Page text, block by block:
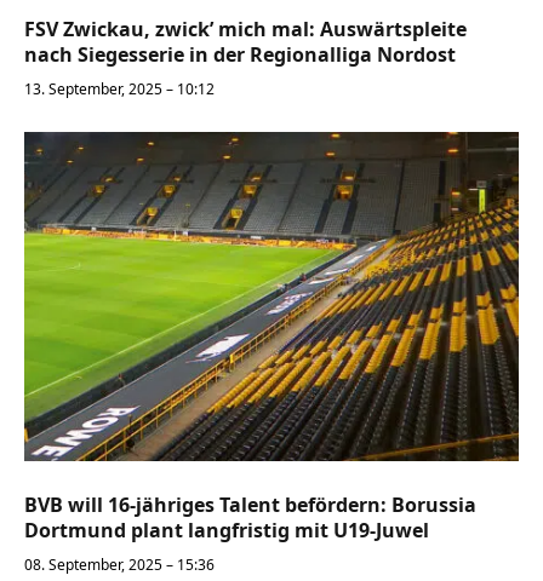
FSV Zwickau, zwick’ mich mal: Auswärtspleite
nach Siegesserie in der Regionalliga Nordost
13. September, 2025 – 10:12
BVB will 16-jähriges Talent befördern: Borussia
Dortmund plant langfristig mit U19-Juwel
08. September, 2025 – 15:36